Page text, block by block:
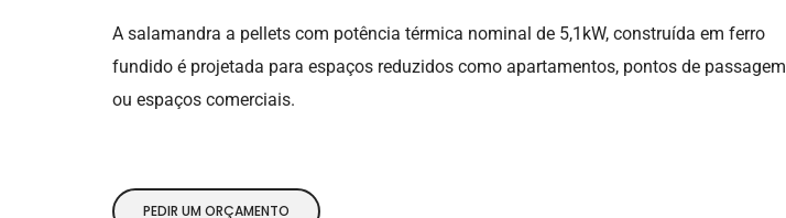
A salamandra a pellets com potência térmica nominal de 5,1kW, construída em ferro
fundido é projetada para espaços reduzidos como apartamentos, pontos de passagem
ou espaços comerciais.
PEDIR UM ORÇAMENTO